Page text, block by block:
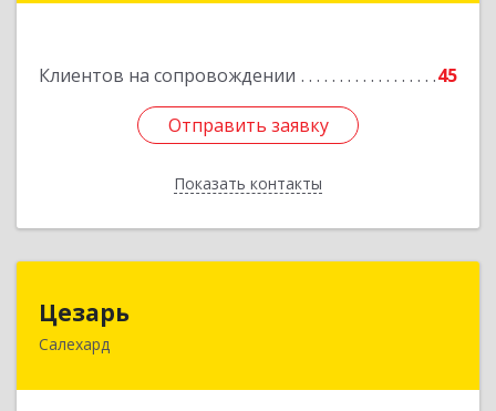
Клиентов на сопровождении 45
Отправить заявку
Показать контакты
Отправить заявку
Назад
Цезарь
Салехард629008, Ямало-Ненецкий АО, Салехард г,